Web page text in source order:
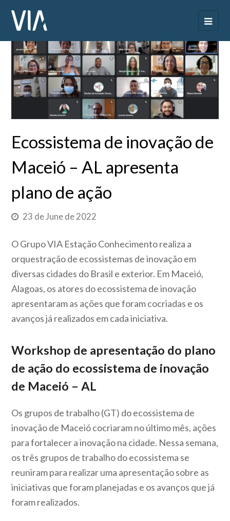
Ecossistema de inovação de
Maceió – AL apresenta
plano de ação
23 de June de 2022
O Grupo VIA Estação Conhecimento realiza a
orquestração de ecossistemas de inovação em
diversas cidades do Brasil e exterior. Em Maceió,
Alagoas, os atores do ecossistema de inovação
apresentaram as ações que foram cocriadas e os
avanços já realizados em cada iniciativa.
Workshop de apresentação do plano
de ação do ecossistema de inovação
de Maceió – AL
Os grupos de trabalho (GT) do ecossistema de
inovação de Maceió cocriaram no último mês, ações
para fortalecer a inovação na cidade. Nessa semana,
os três grupos de trabalho do ecossistema se
reuniram para realizar uma apresentação sobre as
iniciativas que foram planejadas e os avanços que já
foram realizados.